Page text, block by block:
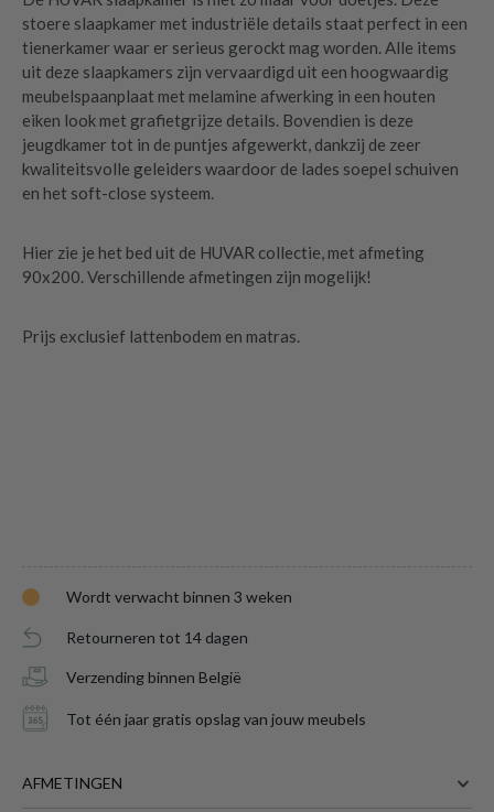
stoere slaapkamer met industriële details staat perfect in een
tienerkamer waar er serieus gerockt mag worden. Alle items
uit deze slaapkamers zijn vervaardigd uit een hoogwaardig
meubelspaanplaat met melamine afwerking in een houten
eiken look met grafietgrijze details. Bovendien is deze
jeugdkamer tot in de puntjes afgewerkt, dankzij de zeer
kwaliteitsvolle geleiders waardoor de lades soepel schuiven
en het soft-close systeem.
Hier zie je het bed uit de HUVAR collectie, met afmeting
90x200. Verschillende afmetingen zijn mogelijk!
Prijs exclusief lattenbodem en matras.
Wordt verwacht binnen 3 weken
Retourneren tot 14 dagen
Verzending binnen België
Tot één jaar gratis opslag van jouw meubels
AFMETINGEN
Bed HUVAR Plankeneiche 90x200is